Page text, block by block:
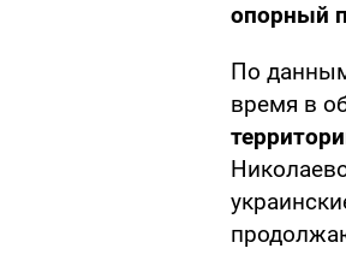
опорный
По
время в